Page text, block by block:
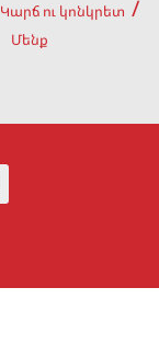
Կարճ ու կոնկրետ
Մենք